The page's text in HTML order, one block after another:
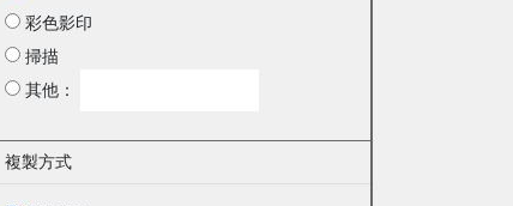
彩色影印
掃描
其他：
複製方式